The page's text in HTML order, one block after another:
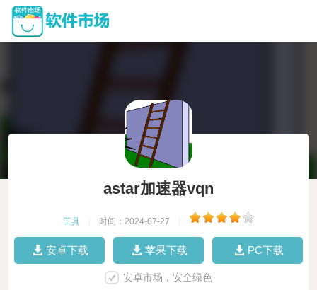
astar加速器vqn
工具 时间：2024-07-27
安卓下载 苹果下载 PC下载
安卓市场，安全绿色